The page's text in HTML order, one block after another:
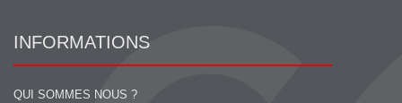
INFORMATIONS
QUI SOMMES NOUS ?